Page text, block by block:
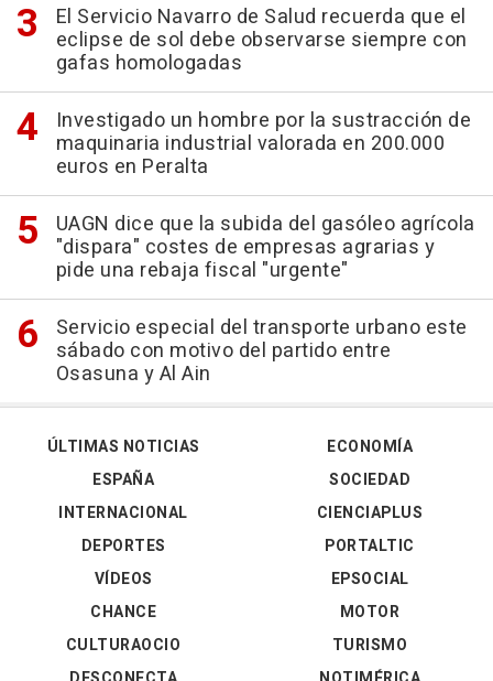
El Servicio Navarro de Salud recuerda que el
eclipse de sol debe observarse siempre con
gafas homologadas
Investigado un hombre por la sustracción de
maquinaria industrial valorada en 200.000
euros en Peralta
UAGN dice que la subida del gasóleo agrícola
"dispara" costes de empresas agrarias y
pide una rebaja fiscal "urgente"
Servicio especial del transporte urbano este
sábado con motivo del partido entre
Osasuna y Al Ain
ÚLTIMAS NOTICIAS
ESPAÑA
INTERNACIONAL
DEPORTES
VÍDEOS
ECONOMÍA
SOCIEDAD
CIENCIAPLUS
PORTALTIC
EPSOCIAL
CHANCE
CULTURAOCIO
MOTOR
TURISMO